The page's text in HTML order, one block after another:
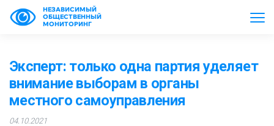
НЕЗАВИСИМЫЙ
ОБЩЕСТВЕННЫЙ
МОНИТОРИНГ
Эксперт: только одна партия уделяет
внимание выборам в органы
местного самоуправления
04.10.2021